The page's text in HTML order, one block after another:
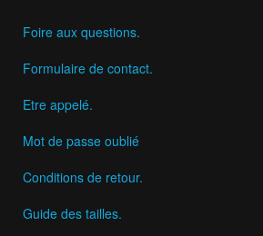
Foire aux questions.
Formulaire de contact.
Etre appelé.
Mot de passe oublié
Conditions de retour.
Guide des tailles.